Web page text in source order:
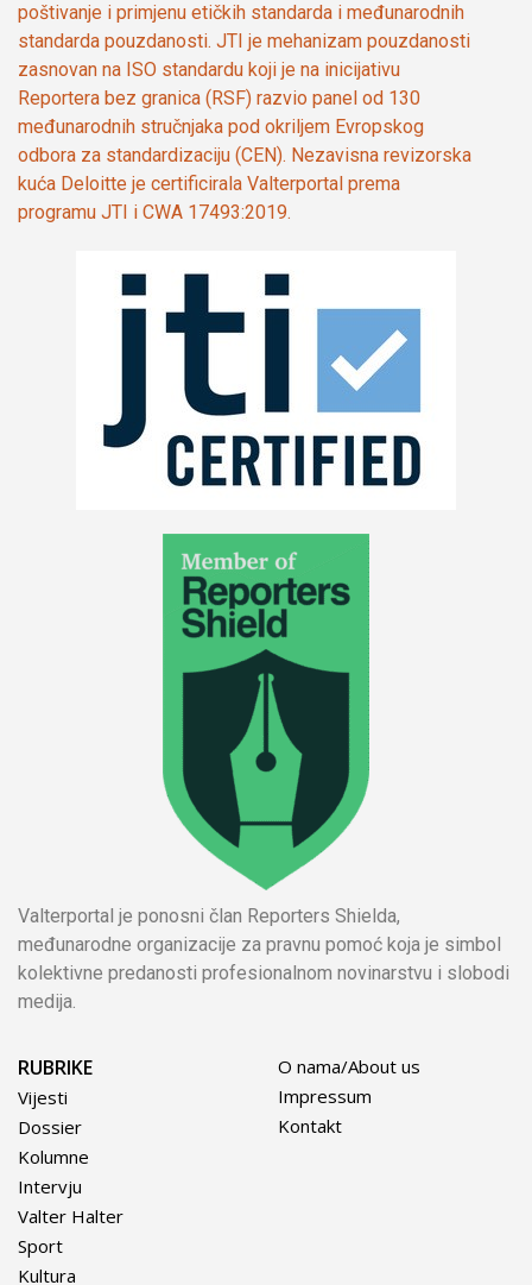
poštivanje i primjenu etičkih standarda i međunarodnih
standarda pouzdanosti. JTI je mehanizam pouzdanosti
zasnovan na ISO standardu koji je na inicijativu
Reportera bez granica (RSF) razvio panel od 130
međunarodnih stručnjaka pod okriljem Evropskog
odbora za standardizaciju (CEN). Nezavisna revizorska
kuća Deloitte je certificirala Valterportal prema
programu JTI i CWA 17493:2019.
Valterportal je ponosni član Reporters Shielda,
međunarodne organizacije za pravnu pomoć koja je simbol
kolektivne predanosti profesionalnom novinarstvu i slobodi
medija.
RUBRIKE
Vijesti
Dossier
Kolumne
Intervju
Valter Halter
Sport
Kultura
O nama/About us
Impressum
Kontakt